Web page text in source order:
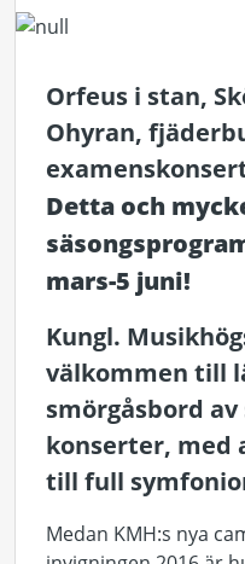
Orfeus i stan,
Ohyran,
Detta och
mars-5 juni!
Kungl.
välkommen till
smörgåsbord
konserter, med
till full
Medan KMH:s nya